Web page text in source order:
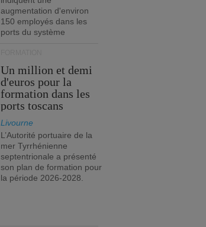
augmentation d'environ
150 employés dans les
ports du système
Un million et demi
d'euros pour la
formation dans les
ports toscans
Livourne
L’Autorité portuaire de la
mer Tyrrhénienne
septentrionale a présenté
son plan de formation pour
la période 2026-2028.